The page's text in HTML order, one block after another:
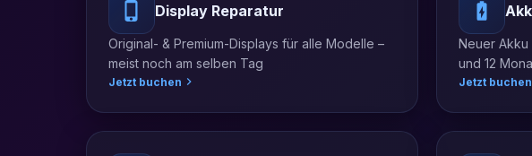
Display Reparatur
Original- & Premium-Displays für alle Modelle –
meist noch am selben Tag
Jetzt buchen
Neuer Akku
und 12
Jetzt buchen